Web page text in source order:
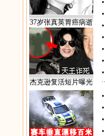
37岁张真英胃癌病逝
杰克逊复活短片曝光